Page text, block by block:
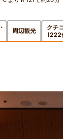
周辺観光
クチ
(222